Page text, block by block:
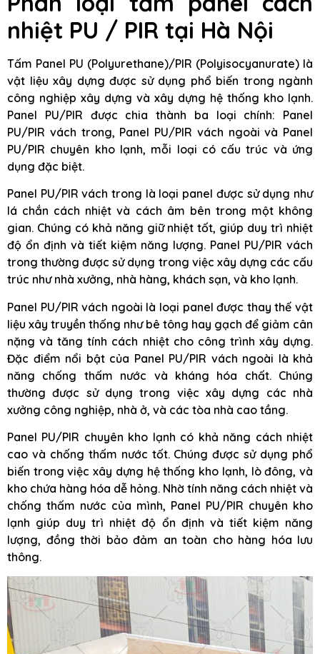
nhiệt PU / PIR tại Hà Nội
Tấm Panel PU (Polyurethane)/PIR (Polyisocyanurate) là
vật liệu xây dựng được sử dụng phổ biến trong ngành
công nghiệp xây dựng và xây dựng hệ thống kho lạnh.
Panel PU/PIR được chia thành ba loại chính: Panel
PU/PIR vách trong, Panel PU/PIR vách ngoài và Panel
PU/PIR chuyên kho lạnh, mỗi loại có cấu trúc và ứng
dụng đặc biệt.
Panel PU/PIR vách trong là loại panel được sử dụng như
lá chắn cách nhiệt và cách âm bên trong một không
gian. Chúng có khả năng giữ nhiệt tốt, giúp duy trì nhiệt
độ ổn định và tiết kiệm năng lượng. Panel PU/PIR vách
trong thường được sử dụng trong việc xây dựng các cấu
trúc như nhà xưởng, nhà hàng, khách sạn, và kho lạnh.
Panel PU/PIR vách ngoài là loại panel được thay thế vật
liệu xây truyền thống như bê tông hay gạch để giảm cân
nặng và tăng tính cách nhiệt cho công trình xây dựng.
Đặc điểm nổi bật của Panel PU/PIR vách ngoài là khả
năng chống thấm nước và kháng hóa chất. Chúng
thường được sử dụng trong việc xây dựng các nhà
xưởng công nghiệp, nhà ở, và các tòa nhà cao tầng.
Panel PU/PIR chuyên kho lạnh có khả năng cách nhiệt
cao và chống thấm nước tốt. Chúng được sử dụng phổ
biến trong việc xây dựng hệ thống kho lạnh, lò đông, và
kho chứa hàng hóa dễ hỏng. Nhờ tính năng cách nhiệt và
chống thấm nước của mình, Panel PU/PIR chuyên kho
lạnh giúp duy trì nhiệt độ ổn định và tiết kiệm năng
lượng, đồng thời bảo đảm an toàn cho hàng hóa lưu
thông.